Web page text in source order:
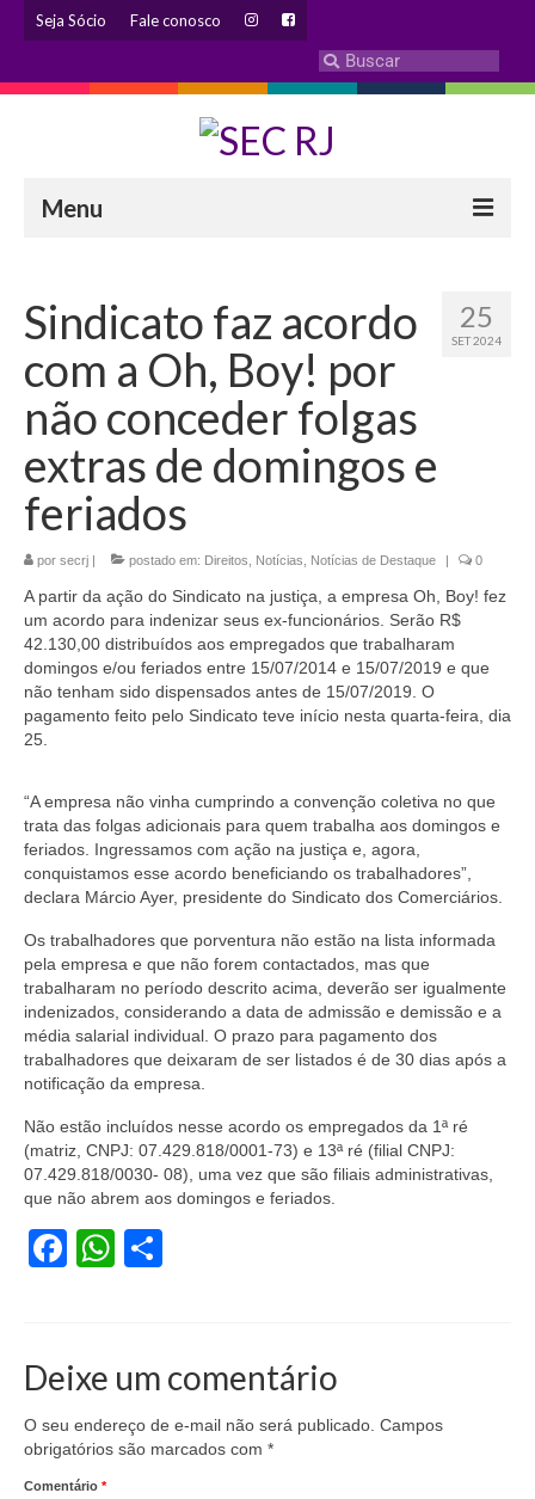
Seja Sócio Fale conosco
Menu
Eleição 2024 – Comissão Eleitoral
Histórico
Diretoria
Estatuto
Atendimentos
Coletivo Margaridas
Coletivo de Igualdade Racial
DENÚNCIAS
SERVIÇOS
Cadastro de empresa
Homologações
Jurídico
Declarações
Saúde
Aplicativo Comerciários RJ
CIPA
BENEFÍCIOS
Sede social
Dependentes
25
SET 2024
Sindicato faz acordo
com a Oh, Boy! por
não conceder folgas
extras de domingos e
feriados
por secrj | postado em: Direitos Notícias Notícias de Destaque | 0
A partir da ação do Sindicato na justiça, a empresa Oh, Boy! fez
um acordo para indenizar seus ex-funcionários. Serão R$
42.130,00 distribuídos aos empregados que trabalharam
domingos e/ou feriados entre 15/07/2014 e 15/07/2019 e que
não tenham sido dispensados antes de 15/07/2019. O
pagamento feito pelo Sindicato teve início nesta quarta-feira, dia
25.
“A empresa não vinha cumprindo a convenção coletiva no que
trata das folgas adicionais para quem trabalha aos domingos e
feriados. Ingressamos com ação na justiça e, agora,
conquistamos esse acordo beneficiando os trabalhadores”,
declara Márcio Ayer, presidente do Sindicato dos Comerciários.
Os trabalhadores que porventura não estão na lista informada
pela empresa e que não forem contactados, mas que
trabalharam no período descrito acima, deverão ser igualmente
indenizados, considerando a data de admissão e demissão e a
média salarial individual. O prazo para pagamento dos
trabalhadores que deixaram de ser listados é de 30 dias após a
notificação da empresa.
Não estão incluídos nesse acordo os empregados da 1ª ré
(matriz, CNPJ: 07.429.818/0001-73) e 13ª ré (filial CNPJ:
07.429.818/0030- 08), uma vez que são filiais administrativas,
que não abrem aos domingos e feriados.
Facebook
WhatsApp
Deixe um comentário
O seu endereço de e-mail não será publicado. Campos
obrigatórios são marcados com *
Comentário *